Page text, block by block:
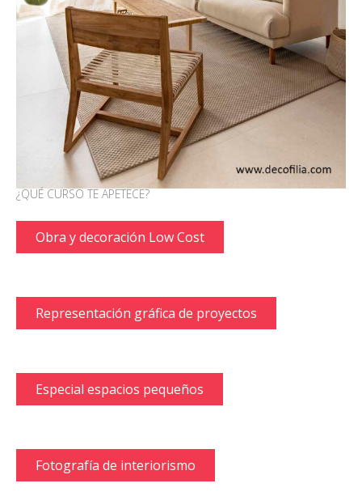
¿QUÉ CURSO TE APETECE?
Obra y decoración Low Cost
Representación gráfica de proyectos
Especial espacios pequeños
Fotografía de interiorismo